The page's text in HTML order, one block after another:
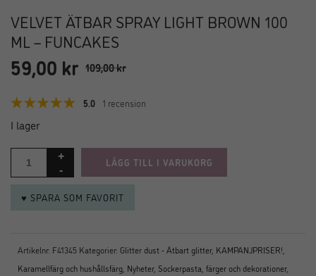
VELVET ÄTBAR SPRAY LIGHT BROWN 100
ML – FUNCAKES
109,00kr
Det
priset
var:
59,00 krDet
priset
5.0 1 recension
I lager
LÄGG TILL I VARUKORG
♥ SPARA SOM FAVORIT
Artikelnr: F41345 Kategorier: Glitter dust - Ätbart glitter, KAMPANJPRISER!
Karamellfärg och hushållsfärg Nyheter, Sockerpasta, färger och dekorationer,